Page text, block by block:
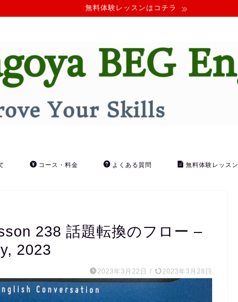
無料体験レッスンはコチラ
コース・料金 よくある質問 無料体験レッスン
238 話題転換のフロー –
2023
2023年3月22日 / 2023年3月28日